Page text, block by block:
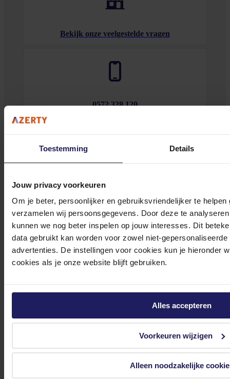
Toestemming Details
Jouw privacy voorkeuren
Om je beter, persoonlijker en gebruiksvriendelijker te
verzamelen wij persoonsgegevens. Door deze te
kunnen we nog beter inspelen op jouw interesses. Dit
data gebruikt kan worden voor zowel niet-
advertenties. De instellingen voor cookies kun je hieronder
cookies als je onze website blijft gebruiken.
Alles accepteren
Voorkeuren wijzigen
Alleen noodzakelijke
Bekijk onze veelgestelde vragen
0572 328 120
Meld je aan voor onze nieuwsbrief!
Ontvang als eerste de beste deals in je inbox
Meld je aan
Footer
Azerty
Tjalkstraat 4b
BTW nr: NL 8517.04.578.B01